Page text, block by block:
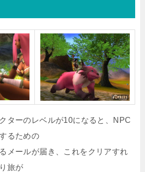
ターのレベルが10になると、NPC
るための
メールが届き、これをクリアすれ
旅が